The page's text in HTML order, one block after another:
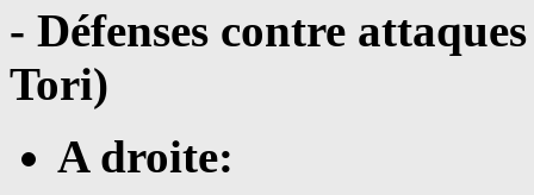
- Défenses contre
Tori)
A droite: